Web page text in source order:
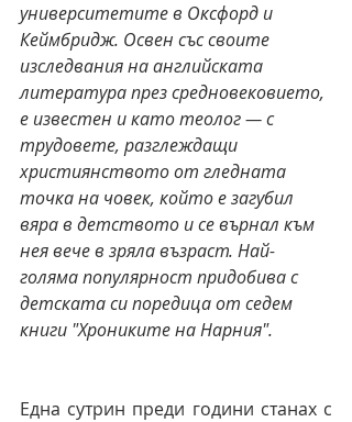
университетите в Оксфорд и
Кеймбридж. Освен със своите
изследвания на английската
литература през средновековието,
е известен и като теолог — с
трудовете, разглеждащи
християнството от гледната
точка на човек, който е загубил
вяра в детството и се върнал към
нея вече в зряла възраст. Най-
голяма популярност придобива с
детската си поредица от седем
книги "Хрониките на Нарния".
Една сутрин преди години станах с